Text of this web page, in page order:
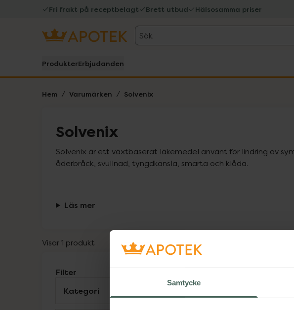
Samtycke
Fri frakt på receptbelagt Brett utbud Hälsosamma priser
Sök
ProdukterErbjudanden
Hem Varumärken Solvenix
Solvenix
Solvenix är ett växtbaserat läkemedel använt för lindring av
åderbråck, svullnad, tyngdkänsla, smärta och klåda.
Läs mer
Visar 1 produkt
Filter
Kategori